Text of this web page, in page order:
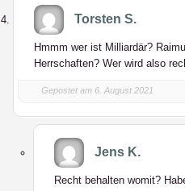
Torsten S.
Hmmm wer ist Milliardär?
Herrschaften? Wer wird also
Gepostet am 6. August 2021
Jens K.
Recht behalten womit?